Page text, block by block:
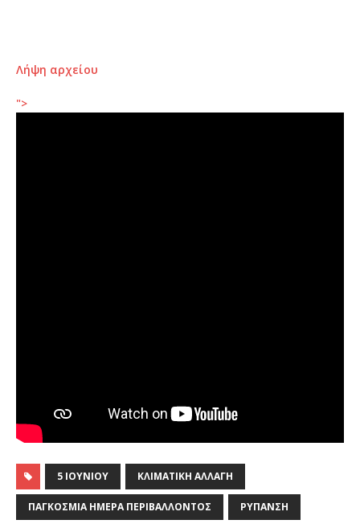
Λήψη αρχείου
">
5 ΙΟΥΝΊΟΥ ΚΛΙΜΑΤΙΚΉ ΑΛΛΑΓΉ
ΠΑΓΚΌΣΜΙΑ ΗΜΈΡΑ ΠΕΡΙΒΆΛΛΟΝΤΟΣ ΡΎΠΑΝΣΗ